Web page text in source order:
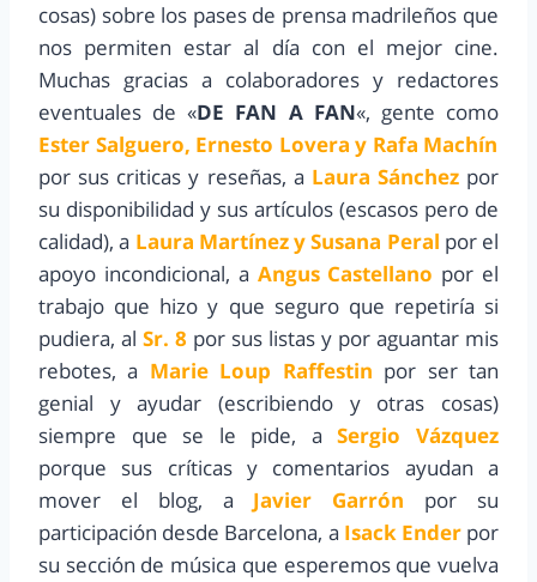
cosas) sobre los pases de prensa madrileños que
nos permiten estar al día con el mejor cine.
Muchas gracias a colaboradores y redactores
eventuales de «DE FAN A FAN«, gente como
Ester Salguero, Ernesto Lovera y Rafa Machín
por sus criticas y reseñas, a Laura Sánchezpor
su disponibilidad y sus artículos (escasos pero de
calidad), a Laura Martínez y Susana Peral por el
apoyo incondicional, a Angus Castellano por el
trabajo que hizo y que seguro que repetiría si
pudiera, al Sr. 8 por sus listas y por aguantar mis
rebotes, a Marie Loup Raffestin por ser tan
genial y ayudar (escribiendo y otras cosas)
siempre que se le pide, aSergio Vázquez
porque sus críticas y comentarios ayudan a
mover el blog, a Javier Garrón por su
participación desde Barcelona, a Isack Enderpor
su sección de música que esperemos que vuelva